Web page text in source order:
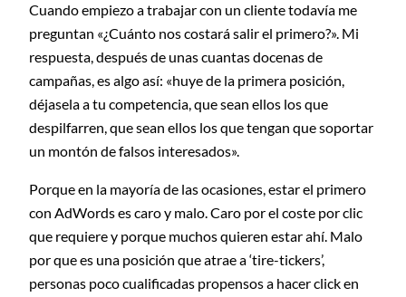
Cuando empiezo a trabajar con un cliente todavía me
preguntan «¿Cuánto nos costará salir el primero?». Mi
respuesta, después de unas cuantas docenas de
campañas, es algo así: «huye de la primera posición,
déjasela a tu competencia, que sean ellos los que
despilfarren, que sean ellos los que tengan que soportar
un montón de falsos interesados».
Porque en la mayoría de las ocasiones, estar el primero
con AdWords es caro y malo. Caro por el coste por clic
que requiere y porque muchos quieren estar ahí. Malo
por que es una posición que atrae a ‘tire-tickers’,
personas poco cualificadas propensos a hacer click en